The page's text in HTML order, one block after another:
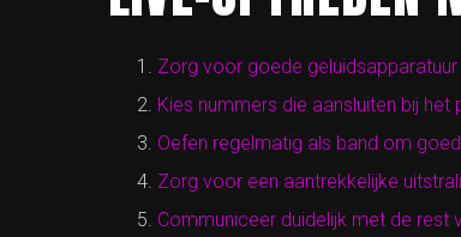
Zorg voor goede
Kies nummers die aansluiten bij
Oefen regelmatig als band om
Zorg voor een aantrekkelijke
Communiceer duidelijk met de rest